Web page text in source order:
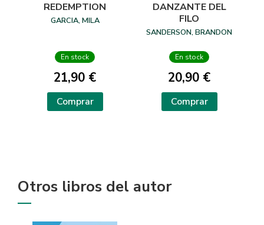
REDEMPTION
GARCIA, MILA
En stock
21,90 €
Comprar
DANZANTE DEL
FILO
SANDERSON, BRANDON
En stock
20,90 €
Comprar
Otros libros del autor